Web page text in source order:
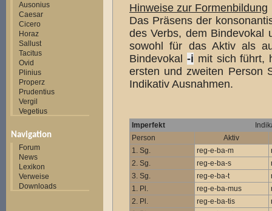
Ausonius
Caesar
Cicero
Horaz
Sallust
Tacitus
Ovid
Plinius
Properz
Prudentius
Vergil
Vegetius
Navigation
Forum
News
Lexikon
Verweise
Downloads
Hinweise zur Formenbildung
Das Präsens der
des Verbs, dem Bindevokal
sowohl für das Aktiv als
Bindevokal -i mit sich führt,
ersten und zweiten Person
Indikativ Ausnahmen.
Imperfekt
Person
Aktiv
1. Sg.
reg-e-ba-m
2. Sg.
reg-e-ba-s
3. Sg.
reg-e-ba-t
1. Pl.
reg-e-ba-mus
2. Pl.
reg-e-ba-tis